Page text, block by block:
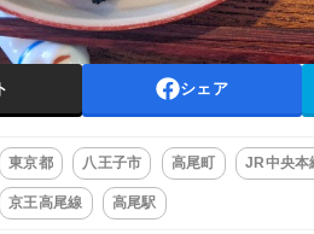
シェア
東京都 八王子市 高尾町 JR中央本
京王高尾線 高尾駅